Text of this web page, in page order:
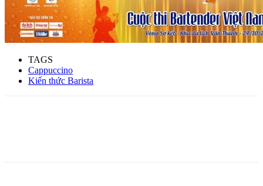
TAGS
Cappuccino
Kiến thức Barista